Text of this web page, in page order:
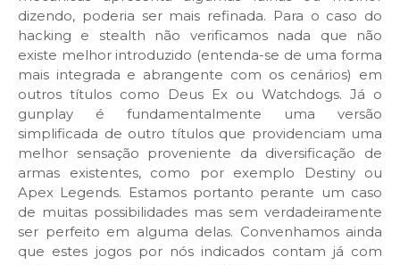
dizendo, poderia ser mais refinada. Para o caso do
hacking e stealth não verificamos nada que não
existe melhor introduzido (entenda-se de uma forma
mais integrada e abrangente com os cenários) em
outros títulos como Deus Ex ou Watchdogs. Já o
gunplay é fundamentalmente uma versão
simplificada de outro títulos que providenciam uma
melhor sensação proveniente da diversificação de
armas existentes, como por exemplo Destiny ou
Apex Legends. Estamos portanto perante um caso
de muitas possibilidades mas sem verdadeiramente
ser perfeito em alguma delas. Convenhamos ainda
que estes jogos por nós indicados contam já com